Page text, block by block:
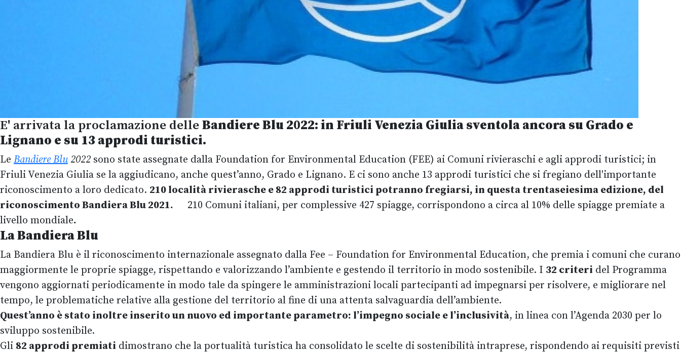
E' arrivata la proclamazione delleBandiere Blu 2022: in Friuli Venezia Giulia sventola ancora su Grado e
Lignano e su 13 approdi turistici.
Le Bandiere Blu2022 sono state assegnate dalla Foundation for Environmental Education (FEE) ai Comuni rivieraschi e agli approdi turistici; in
Friuli Venezia Giulia se la aggiudicano, anche quest’anno, Grado e Lignano. E ci sono anche 13 approdi turistici che si fregiano dell'importante
riconoscimento a loro dedicato. 210 località rivierasche e 82 approdi turistici potranno fregiarsi, in questa trentaseiesima edizione, del
riconoscimento Bandiera Blu 2021. 210 Comuni italiani, per complessive 427 spiagge, corrispondono a circa al 10% delle spiagge premiate a
livello mondiale.
La Bandiera Blu
La Bandiera Blu è il riconoscimento internazionale assegnato dalla Fee – Foundation for Environmental Education, che premia i comuni che curano
maggiormente le proprie spiagge, rispettando e valorizzando l’ambiente e gestendo il territorio in modo sostenibile. I 32 criteri del Programma
vengono aggiornati periodicamente in modo tale da spingere le amministrazioni locali partecipanti ad impegnarsi per risolvere, e migliorare nel
tempo, le problematiche relative alla gestione del territorio al fine di una attenta salvaguardia dell’ambiente.
Quest’anno è stato inoltre inserito un nuovo ed importante parametro: l’impegno sociale e l’inclusività, in linea con l’Agenda 2030 per lo
sviluppo sostenibile.
Gli 82 approdi premiati dimostrano che la portualità turistica ha consolidato le scelte di sostenibilità intraprese, rispondendo ai requisiti previsti